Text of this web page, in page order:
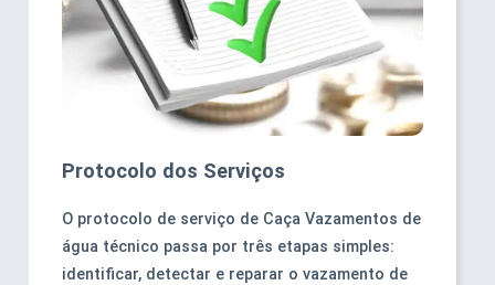
Protocolo dos Serviços
O protocolo de serviço de Caça Vazamentos de
água técnico passa por três etapas simples:
identificar, detectar e reparar o vazamento de